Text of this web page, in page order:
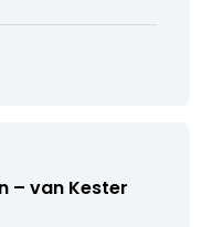
– van Kester